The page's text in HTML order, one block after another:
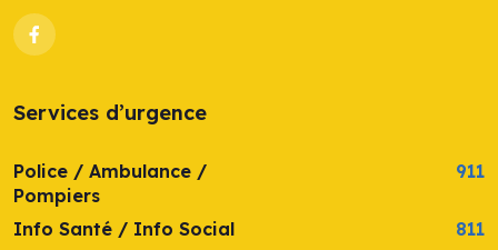
Services d’urgence
Police / Ambulance /
Pompiers
911
Info Santé / Info Social
811